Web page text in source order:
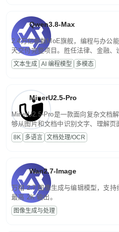
Qwen3.8-Max
2.4万亿参数MoE旗舰，编程与办公
天交付完整项目。胜任法律、金融
话端到端交付生产级成果。原生视觉
程，支持超长文档与长视频的深度语
文本生成 AI 编程模型 多模态
MinerU2.5-Pro
MinerU2.5-Pro是一款面向复杂文档
够从图片和文档中识别文字、理解
为便于存储、检索和二次处理的结构
8K 多语言 文档处理/OCR
Wan2.7-Image
万相 2.7 图像生成与编辑模型，支持
最高 2K 输出。
图像生成与处理